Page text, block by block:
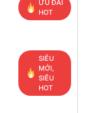
ƯU ĐÃI
HOT
SIÊU
MỚI,
SIÊU
HOT